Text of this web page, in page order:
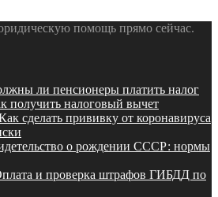
помощь прямо сейчас.
ли пенсионеры платить налог
получить налоговый вычет
сделать прививку от коронавируса
о рождении СССР: нормы
и проверка штрафов ГИБДД по